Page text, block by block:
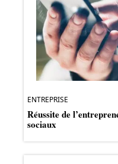
ENTREPRISE
Réussite de
sociaux